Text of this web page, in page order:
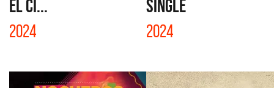
EL CI...
2024
SINGLE
2024